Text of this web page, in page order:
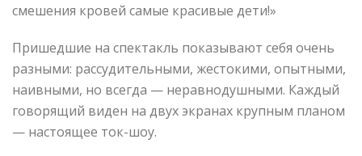
смешения кровей самые красивые дети!»
Пришедшие на спектакль показывают себя очень
разными: рассудительными, жестокими, опытными,
наивными, но всегда — неравнодушными. Каждый
говорящий виден на двух экранах крупным планом
— настоящее ток-шоу.